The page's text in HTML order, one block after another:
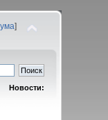
]
Новости: